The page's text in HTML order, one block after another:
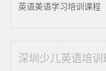
英语美语学习培训课程
深圳少儿英语培训